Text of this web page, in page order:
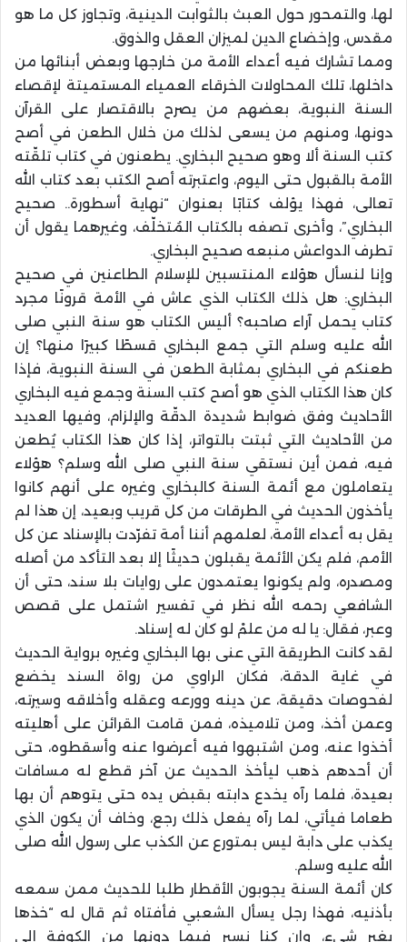
لها، والتمحور حول العبث بالثوابت الدينية، وتجاوز كل ما هو
مقدس، وإخضاع الدين لميزان العقل والذوق.
ومما تشارك فيه أعداء الأمة من خارجها وبعض أبنائها من
داخلها، تلك المحاولات الخرقاء العمياء المستميتة لإقصاء
السنة النبوية، بعضهم من يصرح بالاقتصار على القرآن
دونها، ومنهم من يسعى لذلك من خلال الطعن في أصح
كتب السنة ألا وهو صحيح البخاري. يطعنون في كتاب تلقّته
الأمة بالقبول حتى اليوم، واعتبرته أصح الكتب بعد كتاب الله
تعالى، فهذا يؤلف كتابًا بعنوان “نهاية أسطورة.. صحيح
البخاري”، وأخرى تصفه بالكتاب المُتخلّف، وغيرهما يقول أن
تطرف الدواعش منبعه صحيح البخاري.
وإنا لنسأل هؤلاء المنتسبين للإسلام الطاعنين في صحيح
البخاري: هل ذلك الكتاب الذي عاش في الأمة قرونًا مجرد
كتاب يحمل آراء صاحبه؟ أليس الكتاب هو سنة النبي صلى
الله عليه وسلم التي جمع البخاري قسطًا كبيرًا منها؟ إن
طعنكم في البخاري بمثابة الطعن في السنة النبوية، فإذا
كان هذا الكتاب الذي هو أصح كتب السنة وجمع فيه البخاري
الأحاديث وفق ضوابط شديدة الدقّة والإلزام، وفيها العديد
من الأحاديث التي ثبتت بالتواتر، إذا كان هذا الكتاب يُطعن
فيه، فمن أين نستقي سنة النبي صلى الله وسلم؟ هؤلاء
يتعاملون مع أئمة السنة كالبخاري وغيره على أنهم كانوا
يأخذون الحديث في الطرقات من كل قريب وبعيد، إن هذا لم
يقل به أعداء الأمة، لعلمهم أننا أمة تفرّدت بالإسناد عن كل
الأمم، فلم يكن الأئمة يقبلون حديثًا إلا بعد التأكد من أصله
ومصدره، ولم يكونوا يعتمدون على روايات بلا سند، حتى أن
الشافعي رحمه الله نظر في تفسير اشتمل على قصص
وعبر، فقال: يا له من علمْ لو كان له إسناد.
لقد كانت الطريقة التي عنى بها البخاري وغيره برواية الحديث
في غاية الدقة، فكان الراوي من رواة السند يخضع
لفحوصات دقيقة، عن دينه وورعه وعقله وأخلاقه وسيرته،
وعمن أخذ، ومن تلاميذه، فمن قامت القرائن على أهليته
أخذوا عنه، ومن اشتبهوا فيه أعرضوا عنه وأسقطوه، حتى
أن أحدهم ذهب ليأخذ الحديث عن آخر قطع له مسافات
بعيدة، فلما رآه يخدع دابته بقبض يده حتى يتوهم أن بها
طعاما فيأتي، لما رآه يفعل ذلك رجع، وخاف أن يكون الذي
يكذب على دابة ليس بمتورع عن الكذب على رسول الله صلى
الله عليه وسلم.
كان أئمة السنة يجوبون الأقطار طلبا للحديث ممن سمعه
بأذنيه، فهذا رجل يسأل الشعبي فأفتاه ثم قال له “خذها
بغير شيء، وإن كنا نسير فيما دونها من الكوفة إلى